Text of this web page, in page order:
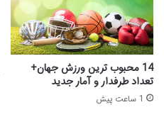
14 محبوب ترین ورزش جهان+
تعداد طرفدار و آمار جدید
1 ساعت پیش